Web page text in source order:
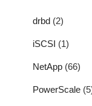
drbd (2)
iSCSI (1)
NetApp (66)
PowerScale